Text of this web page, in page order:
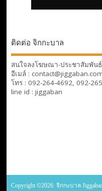
ติดต่อ จิกกะบาล
สนใจลงโฆษณา-ประชาสัมพันธ์
อีเมล์ :
โทร : 092-264-4692, 092-
line id : jiggaban
Copyright ©2026. จิกกะบาล